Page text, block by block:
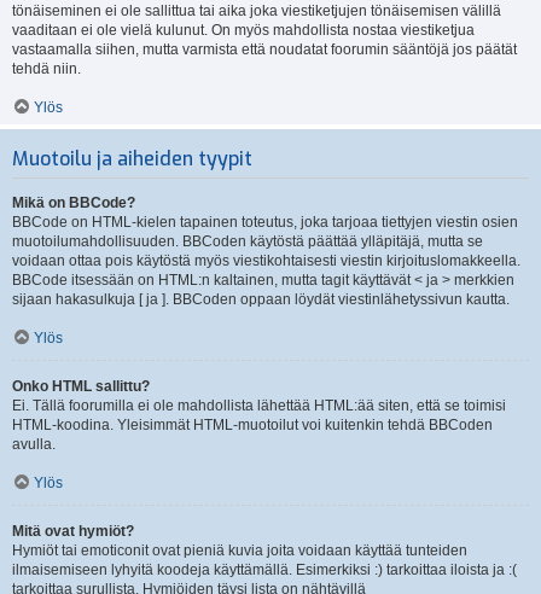
tönäiseminen ei ole sallittua tai aika joka viestiketjujen tönäisemisen välillä
vaaditaan ei ole vielä kulunut. On myös mahdollista nostaa viestiketjua
vastaamalla siihen, mutta varmista että noudatat foorumin sääntöjä jos päätät
tehdä niin.
Ylös
Muotoilu ja aiheiden tyypit
Mikä on BBCode?
BBCode on HTML-kielen tapainen toteutus, joka tarjoaa tiettyjen viestin osien
muotoilumahdollisuuden. BBCoden käytöstä päättää ylläpitäjä, mutta se
voidaan ottaa pois käytöstä myös viestikohtaisesti viestin kirjoituslomakkeella.
BBCode itsessään on HTML:n kaltainen, mutta tagit käyttävät < ja > merkkien
sijaan hakasulkuja [ ja ]. BBCoden oppaan löydät viestinlähetyssivun kautta.
Ylös
Onko HTML sallittu?
Ei. Tällä foorumilla ei ole mahdollista lähettää HTML:ää siten, että se toimisi
HTML-koodina. Yleisimmät HTML-muotoilut voi kuitenkin tehdä BBCoden
avulla.
Ylös
Mitä ovat hymiöt?
Hymiöt tai emoticonit ovat pieniä kuvia joita voidaan käyttää tunteiden
ilmaisemiseen lyhyitä koodeja käyttämällä. Esimerkiksi :) tarkoittaa iloista ja :(
tarkoittaa surullista. Hymiöiden täysi lista on nähtävillä